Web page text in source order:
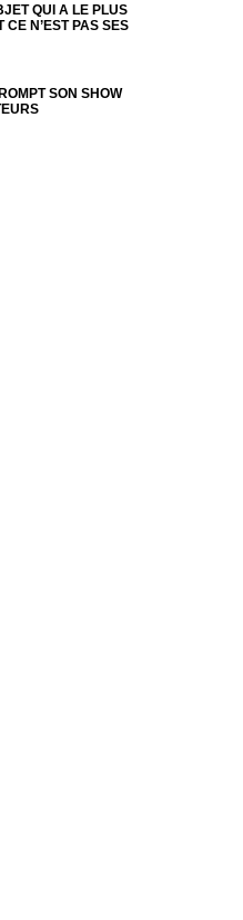
QUI A LE PLUS
N’EST PAS SES
SON SHOW